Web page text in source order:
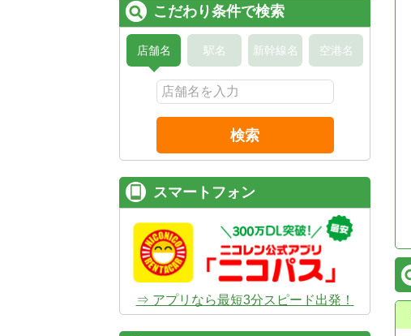
こだわり条件で検索
店舗名 駅名 新幹線名 空港名
検索
スマートフォン
⇒ アプリなら最短3分スピード出発！